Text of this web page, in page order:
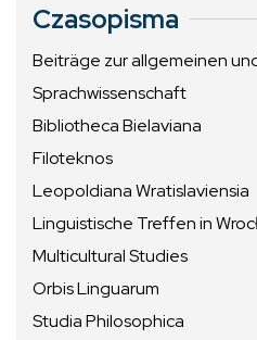
Czasopisma
Beiträge zur allgemeinen
Sprachwissenschaft
Bibliotheca Bielaviana
Filoteknos
Leopoldiana Wratislaviensia
Linguistische Treffen in
Multicultural Studies
Orbis Linguarum
Studia Philosophica